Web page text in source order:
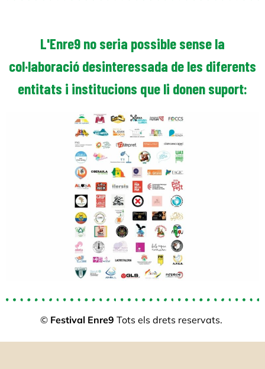
L'Enre9 no seria possible sense la
col·laboració desinteressada de les diferents
entitats i institucions que li donen suport:
© Festival Enre9 Tots els drets reservats.